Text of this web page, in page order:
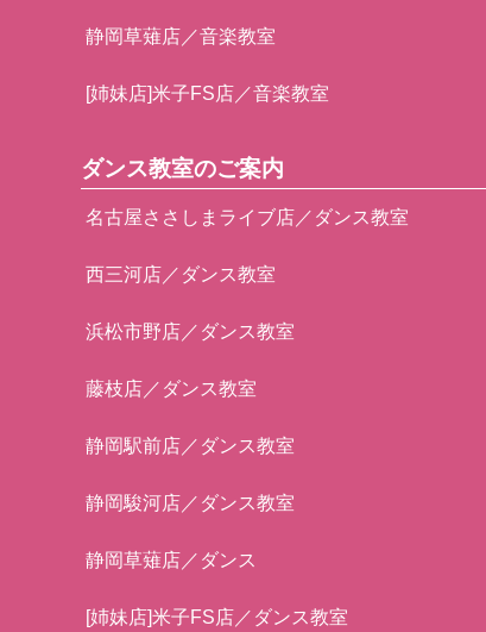
静岡草薙店／音楽教室
[姉妹店]米子FS店／音楽教室
ダンス教室のご案内
名古屋ささしまライブ店／ダンス教室
西三河店／ダンス教室
浜松市野店／ダンス教室
藤枝店／ダンス教室
静岡駅前店／ダンス教室
静岡駿河店／ダンス教室
静岡草薙店／ダンス
[姉妹店]米子FS店／ダンス教室